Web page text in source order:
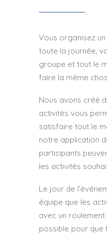
Vous organisez
toute la journée,
groupe et tout le
faire la même
Nous avons créé
activités vous
satisfaire tout le
notre application
participants
les activités
Le jour de
équipe que les
avec un
possible pour que